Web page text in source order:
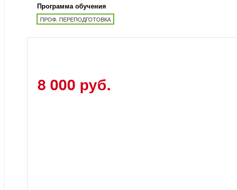
Программа обучения
ПРОФ. ПЕРЕПОДГОТОВКА
8 000 руб.